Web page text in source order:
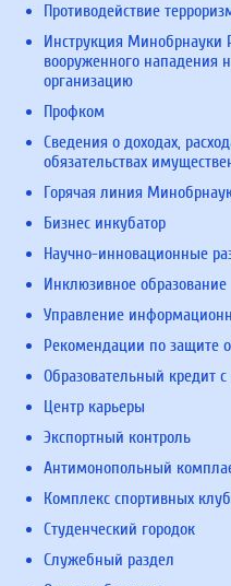
Противодействие
Инструкция Минобрнауки
вооруженного нападения
организацию
Профком
Сведения о доходах,
обязательствах
Горячая линия
Бизнес инкубатор
Научно-инновационные
Инклюзивное образование
Управление
Рекомендации по защите
Образовательный кредит
Центр карьеры
Экспортный контроль
Антимонопольный
Комплекс спортивных
Студенческий городок
Служебный раздел